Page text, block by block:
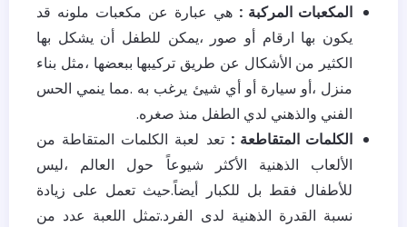
المكعبات المركبة : هي عبارة عن مكعبات ملونه قد
يكون بها ارقام أو صور ،يمكن للطفل أن يشكل بها
الكثير من الأشكال عن طريق تركيبها ببعضها ،مثل بناء
منزل ،أو سيارة أو أي شيئ يرغب به .مما ينمي الحس
الفني والذهني لدي الطفل منذ صغره.
الكلمات المتقاطعة : تعد لعبة الكلمات المتقاطة من
الألعاب الذهنية الأكثر شيوعاً حول العالم ،ليس
للأطفال فقط بل للكبار أيضاً.حيث تعمل على زيادة
نسبة القدرة الذهنية لدى الفرد.تمثل اللعبة عدد من